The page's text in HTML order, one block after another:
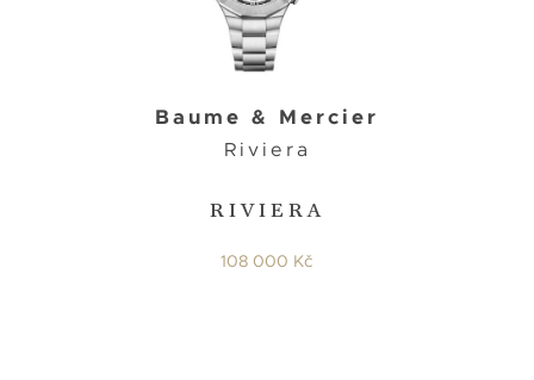
RIVIERA
Baume & Mercier
Riviera
108 000 Kč